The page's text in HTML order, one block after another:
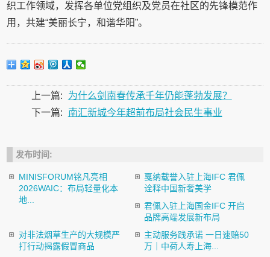
织工作领域，发挥各单位党组织及党员在社区的先锋模范作
用，共建“美丽长宁，和谐华阳”。
上一篇:
为什么剑南春传承千年仍能蓬勃发展？
下一篇:
南汇新城今年超前布局社会民生事业
发布时间:
MINISFORUM铭凡亮相
2026WAIC：布局轻量化本
地...
戛纳载誉入驻上海IFC 君佩
诠释中国新奢美学
君佩入驻上海国金IFC 开启
品牌高端发展新布局
对非法烟草生产的大规模严
打行动揭露假冒商品
主动服务践承诺 一日速赔50
万｜中荷人寿上海...